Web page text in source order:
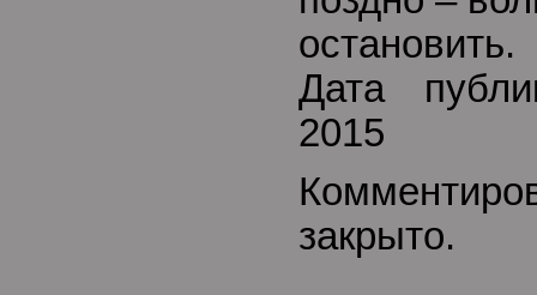
остановить.
Дата
2015
закрыто.